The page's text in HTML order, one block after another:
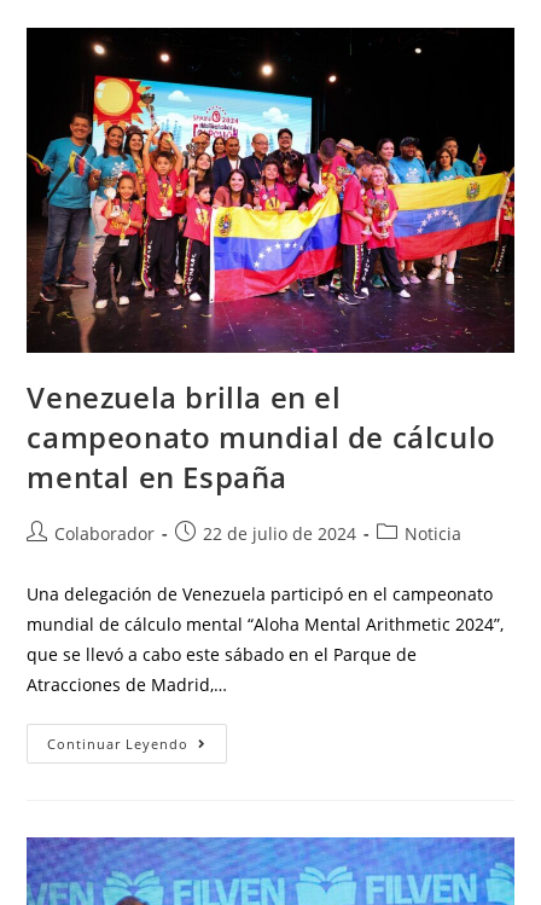
Venezuela brilla en el
campeonato mundial de cálculo
mental en España
Colaborador 22 de julio de 2024 Noticia
Una delegación de Venezuela participó en el campeonato
mundial de cálculo mental “Aloha Mental Arithmetic 2024”,
que se llevó a cabo este sábado en el Parque de
Atracciones de Madrid,…
Continuar Leyendo